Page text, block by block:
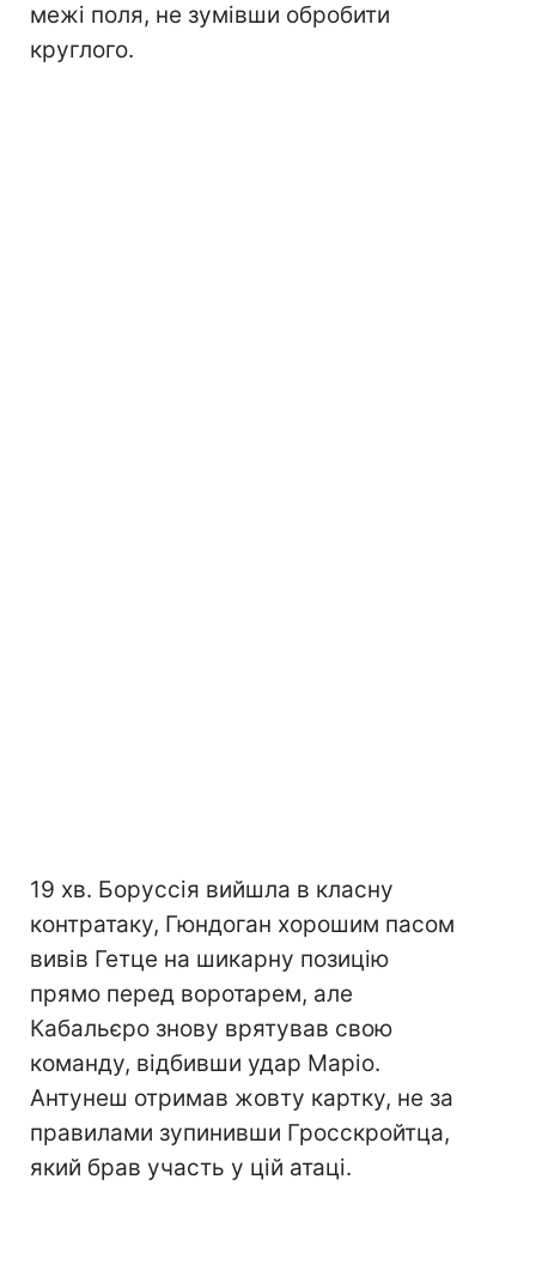
межі поля, не зумівши обробити
круглого.
19 хв. Боруссія вийшла в класну
контратаку, Гюндоган хорошим пасом
вивів Гетце на шикарну позицію
прямо перед воротарем, але
Кабальєро знову врятував свою
команду, відбивши удар Маріо.
Антунеш отримав жовту картку, не за
правилами зупинивши Гросскройтца,
який брав участь у цій атаці.